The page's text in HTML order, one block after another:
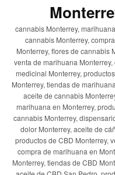
cannabis Monterrey,
cannabis Monterrey,
Monterrey, flores de cannabis
venta de marihuana
medicinal Monterrey,
Monterrey, tiendas de
aceite de cannabis
marihuana en Monterrey,
cannabis Monterrey,
dolor Monterrey, aceite de
productos de CBD Monterrey,
compra de marihuana en
Monterrey, tiendas de CBD